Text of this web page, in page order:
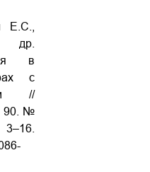
Е.С.,
др.
в
с
//
90. №